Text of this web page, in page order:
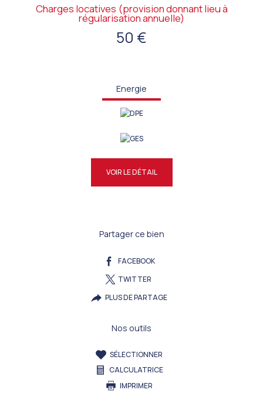
Charges locatives (provision donnant lieu à
régularisation annuelle)
50 €
Energie
VOIR LE DÉTAIL
Partager ce bien
FACEBOOK
TWITTER
PLUS DE PARTAGE
Nos outils
SÉLECTIONNER
CALCULATRICE
IMPRIMER